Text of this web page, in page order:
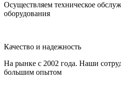
Осуществляем техническое
оборудования
Качество и надежность
На рынке с 2002 года. Наши
большим опытом